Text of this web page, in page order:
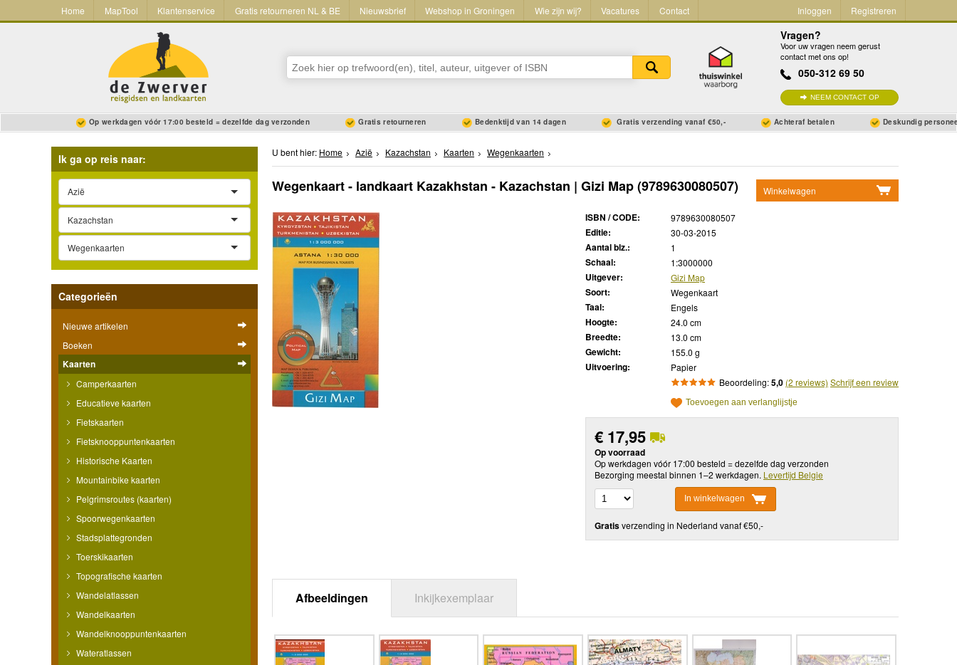
Home MapTool Klantenservice Gratis retourneren NL & BE Nieuwsbrief Webshop in Groningen Wie zijn wij? Vacatures Contact Inloggen Registreren
Vragen?
Voor uw vragen neem gerust
contact met ons op!
050-312 69 50
NEEM CONTACT OP
Op werkdagen vóór 17:00 besteld = dezelfde dag verzonden Gratis retourneren Bedenktijd van 14 dagen Gratis verzending vanaf €50,- Achteraf betalen Deskundig
Ik ga op reis naar:
Azië
Kazachstan
Wegenkaarten
Categorieën
Nieuwe artikelen
Boeken
Kaarten
Camperkaarten
Educatieve kaarten
Fietskaarten
Fietsknooppuntenkaarten
Historische Kaarten
Mountainbike kaarten
Pelgrimsroutes (kaarten)
Spoorwegenkaarten
Stadsplattegronden
Toerskikaarten
Topografische kaarten
Wandelatlassen
Wandelkaarten
Wandelknooppuntenkaarten
Wateratlassen
U bent hier: Home Azië Kazachstan Kaarten Wegenkaarten
Winkelwagen
Wegenkaart - landkaart Kazakhstan - Kazachstan | Gizi Map(9789630080507)
ISBN / CODE: 9789630080507
Editie: 30-03-2015
Aantal blz.: 1
Schaal: 1:3000000
Uitgever: Gizi Map
Soort: Wegenkaart
Taal: Engels
Hoogte: 24.0 cm
Breedte: 13.0 cm
Gewicht: 155.0 g
Uitvoering:
Papier
Beoordeling:5,0 (2 reviews) Schrijf een review
Toevoegen aan verlanglijstje
€ 17,95
Op voorraad
Op werkdagen vóór 17:00 besteld = dezelfde dag verzonden
Bezorging meestal binnen 1–2 werkdagen. Levertijd Belgie
In winkelwagen
Gratisverzending in Nederland vanaf €50,-
Afbeeldingen Inkijkexemplaar